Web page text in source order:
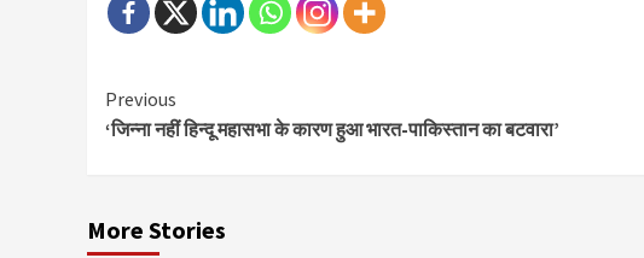
Continue
Reading
Previous
‘जिन्ना नहीं हिन्दू महासभा के कारण हुआ भारत-पाकिस्तान का बटवारा’
More Stories